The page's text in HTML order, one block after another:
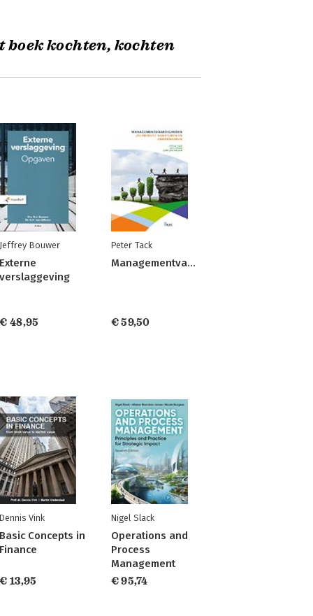
boek kochten, kochten
Jeffrey Bouwer
Externe
verslaggeving
€ 48,95
Peter Tack
Managementvaardigheden
€ 59,50
Dennis Vink
Basic Concepts in
Finance
€ 13,95
Nigel Slack
Operations and
Process
Management
€ 95,74